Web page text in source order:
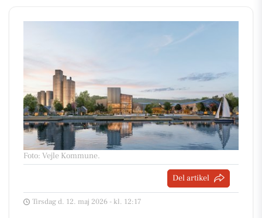
Foto: Vejle Kommune.
Del artikel
Tirsdag d. 12. maj 2026 - kl. 12:17